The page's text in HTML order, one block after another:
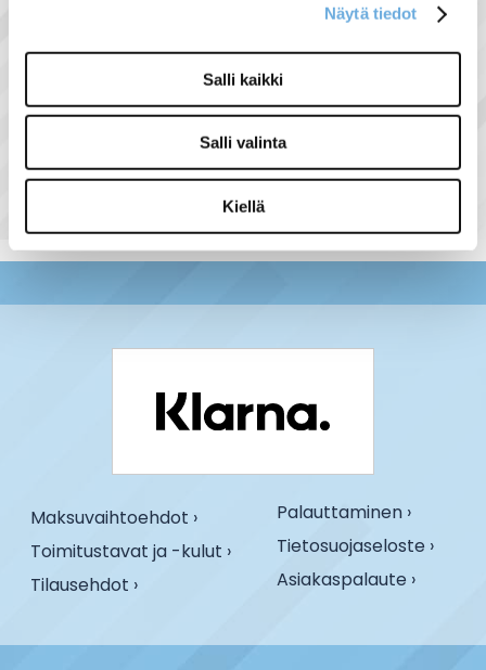
Näytä tiedot
Salli kaikki
Salli valinta
Kiellä
Näytä lisää tuotteita
Asennuskaapelit tuoteryhmästä
Maksuvaihtoehdot ›
Toimitustavat ja -kulut ›
Tilausehdot ›
Palauttaminen ›
Tietosuojaseloste ›
Asiakaspalaute ›